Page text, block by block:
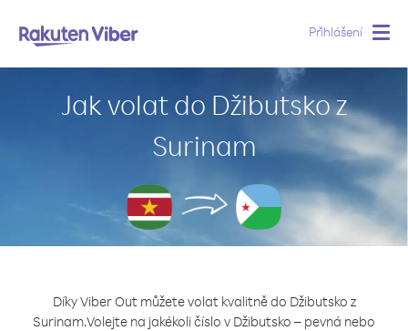
Přihlášení
Jak volat do Džibutsko z
Surinam
Díky Viber Out můžete volat kvalitně do Džibutsko z
Surinam.Volejte na jakékoli číslo v Džibutsko – pevná nebo